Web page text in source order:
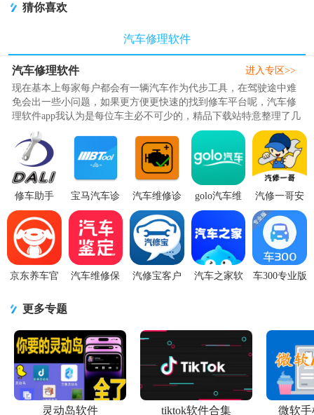
猜你喜欢
汽车修理软件
汽车修理软件
现在基本上每家每户都会有一辆汽车作为代步工具，在驾驶途中难
免会出一些小问题，如果更方便更快速的找到修车平台呢，汽车修
理软件app我认为是每位车主必不可少的，精品下载站特意整理了几
款相当好用的汽修软件，可以..
进入专区>>
修车助手
app1.8.0 最
新版
宝马汽车诊
断bimmer-
tool lite安卓
最新版3.
汽车维修诊
断EOBD
Facile软件
3.41.0835 安
卓
golo汽车维
修大师4.2.9
汽修一哥安
卓最新版
1.0.2
京东养车官
2.8.3 安卓正
汽车维修保
版
汽修宝客户
汽车之家软
车300专业版
更多专题
灵动岛软件 tiktok软件合集 微软手